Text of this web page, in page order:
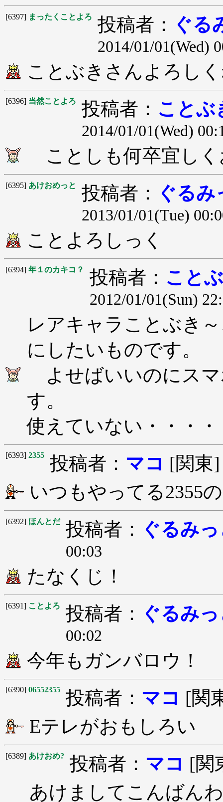
[6397] まったくことよろ 投稿者： ぐる
2014/01/01(Wed)
ことぶきさんよろし
[6396] 当然ことよろ 投稿者： ことぶ
2014/01/01(Wed)
ことしも何卒宜しく
[6395] あけおめっと 投稿者： ぐるみ
2013/01/01(Tue)
ことよろしっく
[6394] 年１のカキコ？ 投稿者： こと
2012/01/01(Sun)
レアキャラことぶき
にしたいものです。
よせばいいのにスマ
す。
使えていない・・・・
[6393] 2355 投稿者： マコ [関東
いつもやってる2355
[6392] ほんとだ 投稿者： ぐるみ
00:03
たなくじ！
[6391] ことよろ 投稿者： ぐるみ
00:02
今年もガンバロウ！
[6390] 06552355 投稿者： マコ [関
Eテレがおもしろい
[6389] あけおめ? 投稿者： マコ [関
あけましてこんばんわ